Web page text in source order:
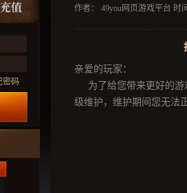
密码
作者： 49you网页游戏平台 时
亲爱的玩家：
为了给您带来更好的游
级维护，维护期间您无法